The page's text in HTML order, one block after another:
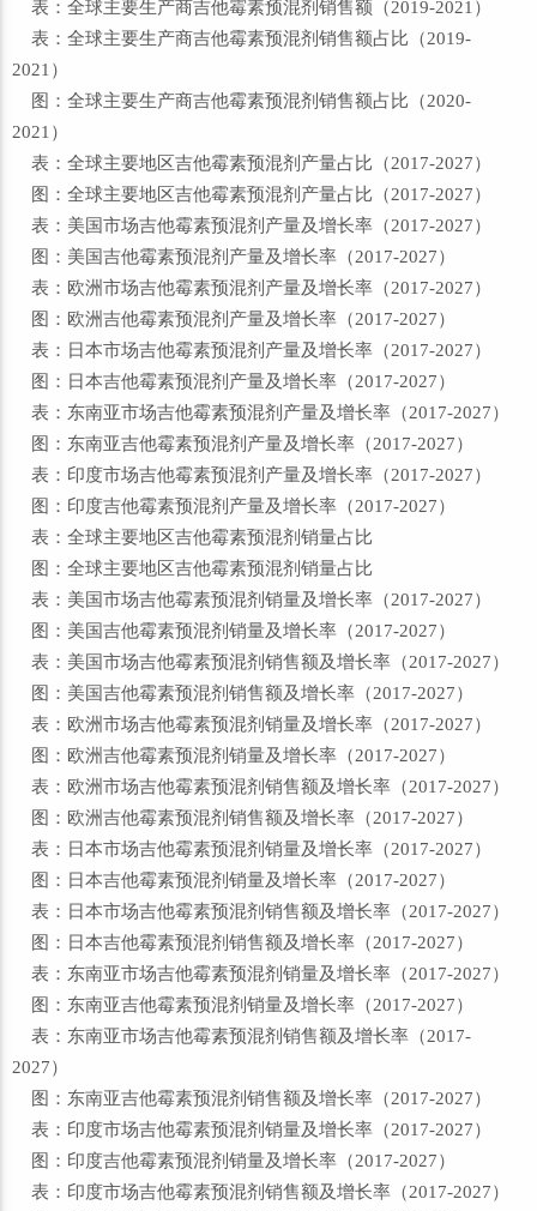
表：全球主要生产商吉他霉素预混剂销售额（2019-2021）
表：全球主要生产商吉他霉素预混剂销售额占比（2019-
2021）
图：全球主要生产商吉他霉素预混剂销售额占比（2020-
2021）
表：全球主要地区吉他霉素预混剂产量占比（2017-2027）
图：全球主要地区吉他霉素预混剂产量占比（2017-2027）
表：美国市场吉他霉素预混剂产量及增长率（2017-2027）
图：美国吉他霉素预混剂产量及增长率（2017-2027）
表：欧洲市场吉他霉素预混剂产量及增长率（2017-2027）
图：欧洲吉他霉素预混剂产量及增长率（2017-2027）
表：日本市场吉他霉素预混剂产量及增长率（2017-2027）
图：日本吉他霉素预混剂产量及增长率（2017-2027）
表：东南亚市场吉他霉素预混剂产量及增长率（2017-2027）
图：东南亚吉他霉素预混剂产量及增长率（2017-2027）
表：印度市场吉他霉素预混剂产量及增长率（2017-2027）
图：印度吉他霉素预混剂产量及增长率（2017-2027）
表：全球主要地区吉他霉素预混剂销量占比
图：全球主要地区吉他霉素预混剂销量占比
表：美国市场吉他霉素预混剂销量及增长率（2017-2027）
图：美国吉他霉素预混剂销量及增长率（2017-2027）
表：美国市场吉他霉素预混剂销售额及增长率（2017-2027）
图：美国吉他霉素预混剂销售额及增长率（2017-2027）
表：欧洲市场吉他霉素预混剂销量及增长率（2017-2027）
图：欧洲吉他霉素预混剂销量及增长率（2017-2027）
表：欧洲市场吉他霉素预混剂销售额及增长率（2017-2027）
图：欧洲吉他霉素预混剂销售额及增长率（2017-2027）
表：日本市场吉他霉素预混剂销量及增长率（2017-2027）
图：日本吉他霉素预混剂销量及增长率（2017-2027）
表：日本市场吉他霉素预混剂销售额及增长率（2017-2027）
图：日本吉他霉素预混剂销售额及增长率（2017-2027）
表：东南亚市场吉他霉素预混剂销量及增长率（2017-2027）
图：东南亚吉他霉素预混剂销量及增长率（2017-2027）
表：东南亚市场吉他霉素预混剂销售额及增长率（2017-
2027）
图：东南亚吉他霉素预混剂销售额及增长率（2017-2027）
表：印度市场吉他霉素预混剂销量及增长率（2017-2027）
图：印度吉他霉素预混剂销量及增长率（2017-2027）
表：印度市场吉他霉素预混剂销售额及增长率（2017-2027）